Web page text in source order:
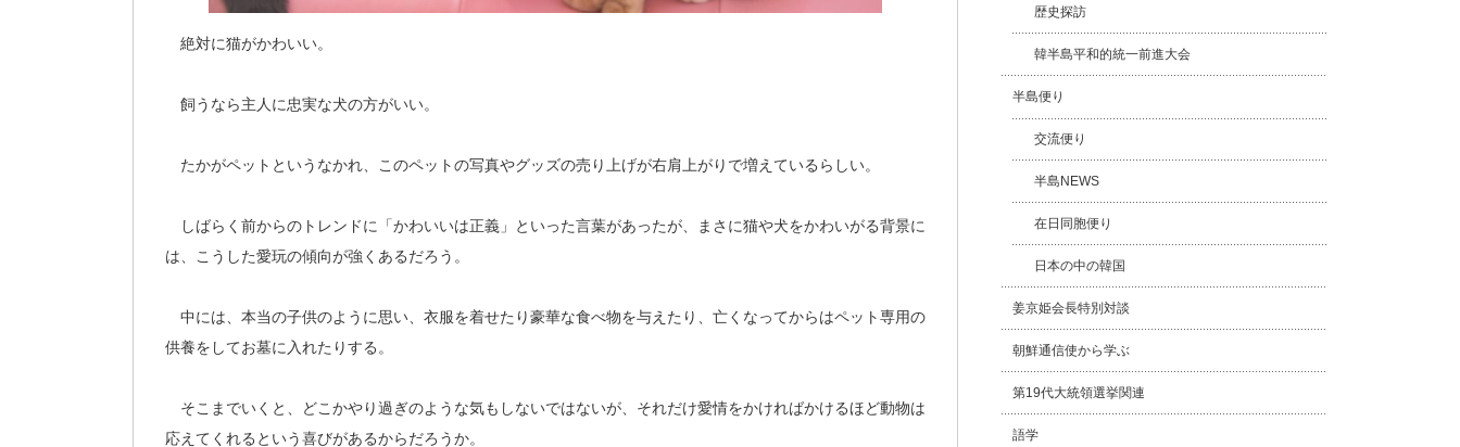
絶対に猫がかわいい。
飼うなら主人に忠実な犬の方がいい。
たかがペットというなかれ、このペットの写真やグッズの売り上げが右肩上がりで増えているらしい。
しばらく前からのトレンドに「かわいいは正義」といった言葉があったが、まさに猫や犬をかわいがる背景に
は、こうした愛玩の傾向が強くあるだろう。
中には、本当の子供のように思い、衣服を着せたり豪華な食べ物を与えたり、亡くなってからはペット専用の
供養をしてお墓に入れたりする。
そこまでいくと、どこかやり過ぎのような気もしないではないが、それだけ愛情をかければかけるほど動物は
応えてくれるという喜びがあるからだろうか。
歴史探訪
韓半島平和的統一前進大会
半島便り
交流便り
半島NEWS
在日同胞便り
日本の中の韓国
姜京姫会長特別対談
朝鮮通信使から学ぶ
第19代大統領選挙関連
語学